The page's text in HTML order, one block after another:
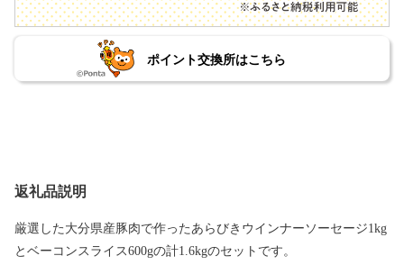
ポイント交換所はこちら
返礼品説明
厳選した大分県産豚肉で作ったあらびきウインナーソーセージ1kg
とベーコンスライス600gの計1.6kgのセットです。